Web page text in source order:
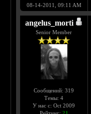
08-14-2011, 09:11 AM
angelus_morti
Senior Member
Сообщений: 319
Темы: 4
У нас с: Oct 2009